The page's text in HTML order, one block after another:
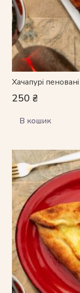
Хачапурі пеновані
250 ₴
В кошик